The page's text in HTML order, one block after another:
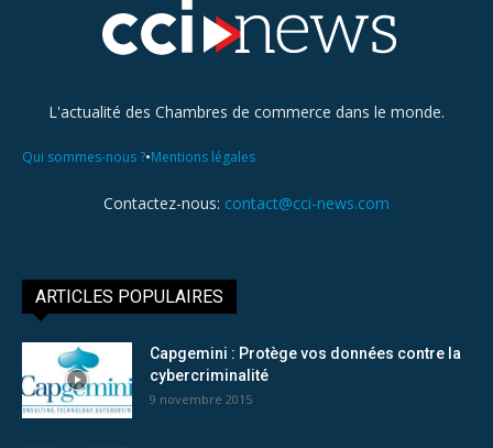
L'actualité des Chambres de commerce dans le monde.
Qui sommes-nous ?•Mentions légales
Contactez-nous: contact@cci-news.com
ARTICLES POPULAIRES
Capgemini : Protège vos données contre la
cybercriminalité
9 novembre 2015